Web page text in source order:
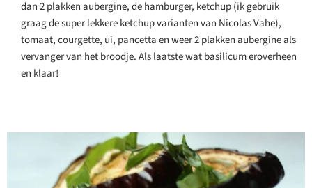
dan 2 plakken aubergine, de hamburger, ketchup (ik gebruik
graag de super lekkere ketchup varianten van Nicolas Vahe),
tomaat, courgette, ui, pancetta en weer 2 plakken aubergine als
vervanger van het broodje. Als laatste wat basilicum eroverheen
en klaar!